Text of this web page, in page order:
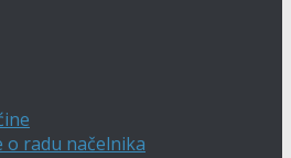
o radu načelnika